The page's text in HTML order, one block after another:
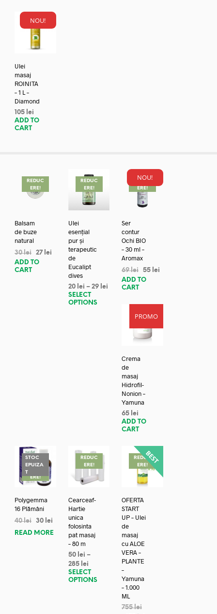
NOU!
Ulei
masaj
ROINITA
– 1 L –
Diamond
105 lei
ADD TO
CART
REDUC
ERE!
Balsam
de buze
natural
30lei 27 lei
ADD TO
CART
REDUC
ERE!
Ulei
esențial
pur și
terapeutic
de
Eucalipt
dives
20 lei – 29 lei
SELECT
OPTIONS
NOU!
REDUC
ERE!
Ser
contur
Ochi BIO
– 30 ml –
Aromax
69lei 55 lei
ADD TO
CART
PROMO
Crema
de
masaj
Hidrofil-
Nonion –
Yamuna
65 lei
ADD TO
CART
STOC
EPUIZA
TREDUC
ERE!
Polygemma
16 Plămâni
40lei 30 lei
READ MORE
REDUC
ERE!
Cearceaf-
Hartie
unica
folosinta
pat masaj
– 80 m
50 lei –
285 lei
SELECT
OPTIONS
REDUC
ERE!
OFERTA
START
UP – Ulei
de
masaj
cu ALOE
VERA –
PLANTE
–
Yamuna
– 1.000
ML
755lei